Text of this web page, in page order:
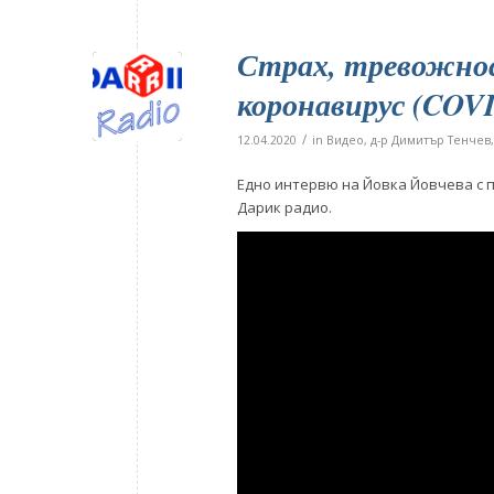
Страх,
коронавирус
12.04.2020 / in Видео, д-р Димитър Тенчев
Едно интервю на Йовка Йовчева с
Дарик радио.